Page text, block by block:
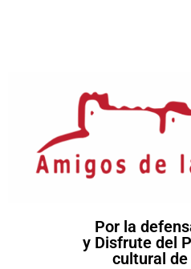
Por la
y Disfrute del
cultural